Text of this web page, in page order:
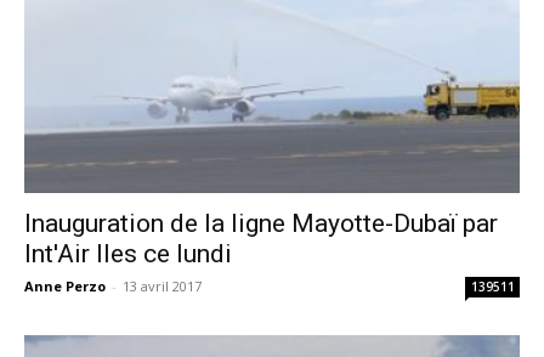
Inauguration de la ligne Mayotte-Dubaï par
Int'Air Iles ce lundi
Anne Perzo - 13 avril 2017 139511